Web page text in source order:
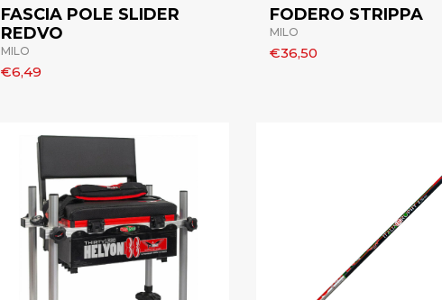
FASCIA POLE SLIDER
REDVO
MILO
€6,49
FODERO STRIPPA
MILO
€36,50